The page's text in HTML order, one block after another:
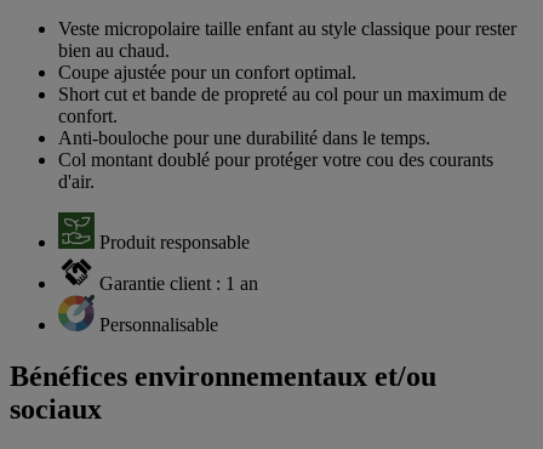
Veste micropolaire taille enfant au style classique pour rester
bien au chaud.
Coupe ajustée pour un confort optimal.
Short cut et bande de propreté au col pour un maximum de
confort.
Anti-bouloche pour une durabilité dans le temps.
Col montant doublé pour protéger votre cou des courants
d'air.
Produit responsable
Garantie client : 1 an
Personnalisable
Bénéfices environnementaux et/ou
sociaux